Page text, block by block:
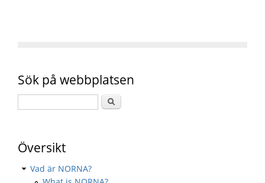
Sök på webbplatsen
Översikt
Vad är NORNA?